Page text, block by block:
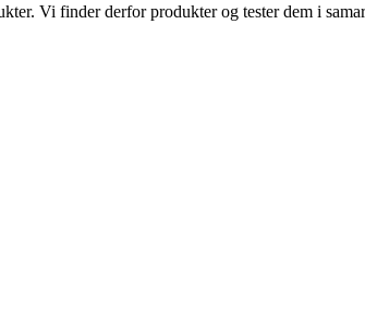
Vi finder derfor produkter og tester dem i